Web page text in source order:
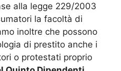
alla legge 229/2003
la facoltà di
inoltre che possono
di prestito anche i
o protestati proprio